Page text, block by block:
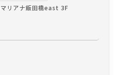
マリアナ飯田橋east 3F